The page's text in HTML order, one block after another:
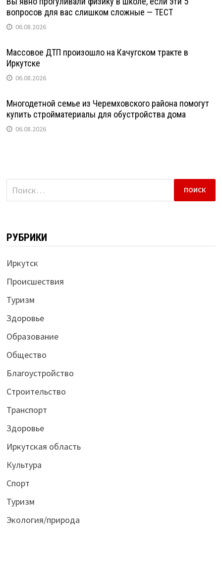
вопросов для вас слишком сложные — ТЕСТ
06.08.2026
Массовое ДТП произошло на Качугском тракте в
Иркутске
06.08.2026
Многодетной семье из Черемховского района помогут
купить стройматериалы для обустройства дома
06.08.2026
Найти:
РУБРИКИ
Иркутск
Происшествия
Туризм
Здоровье
Образование
Общество
Благоустройство
Строительство
Транспорт
Здоровье
Иркутская область
Культура
Спорт
Туризм
Экология/природа